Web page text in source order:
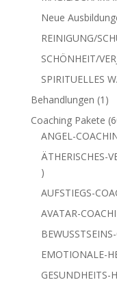
Neue
REINIGUNG/
SCHÖNHEIT/
SPIRITUELLES
Behandlungen 1 1
Coaching Pakete
ANGEL-
ÄTHERISCHES-
1
Produkt
AUFSTIEGS-
AVATAR-
EMOTIONALE-
GESUNDHEITS-